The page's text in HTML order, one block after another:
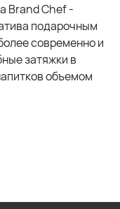
Brand Chef -
подарочным
современно и
затяжки в
объемом